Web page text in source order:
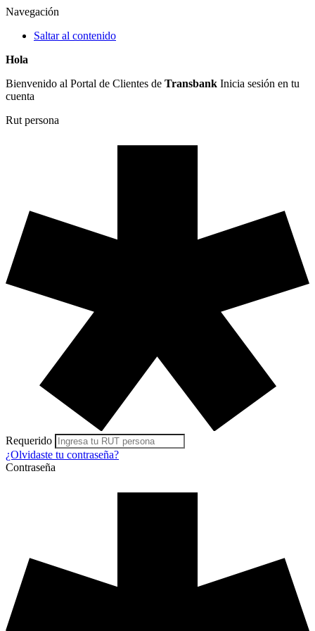
Navegación
Saltar al contenido
Hola
Bienvenido al Portal de Clientes de Transbank Inicia sesión en tu
cuenta
Rut persona
Requerido
¿Olvidaste tu contraseña?
Contraseña